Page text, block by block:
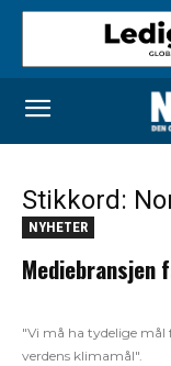
Stikkord:
NYHETER
"Vi må ha tydelige mål
verdens klimamål".